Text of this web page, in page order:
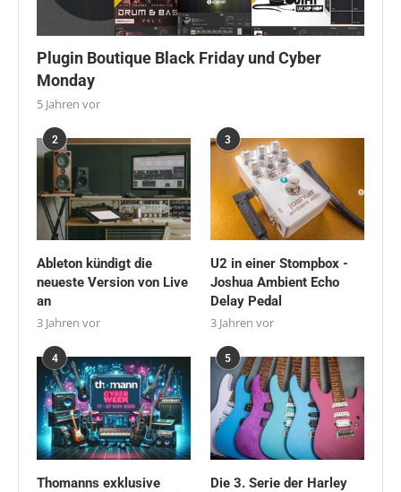
Plugin Boutique Black Friday und Cyber
Monday
5 Jahren vor
2
Ableton kündigt die
neueste Version von Live
an
3 Jahren vor
3
U2 in einer Stompbox -
Joshua Ambient Echo
Delay Pedal
3 Jahren vor
4
Thomanns exklusive
5
Die 3. Serie der Harley